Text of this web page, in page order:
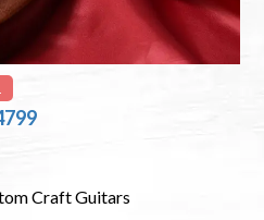
Craft Guitars